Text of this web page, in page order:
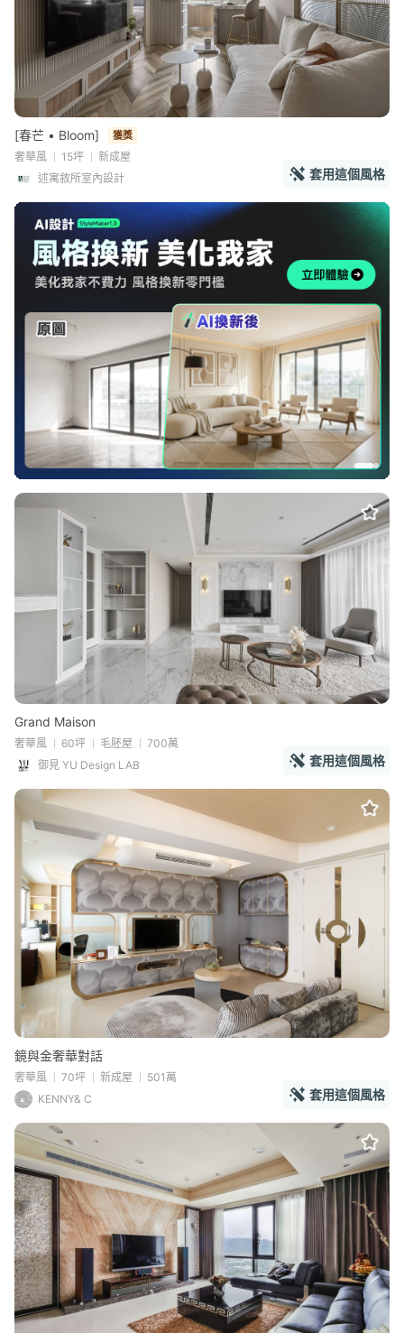
[春芒 • Bloom] 獲獎
奢華風 15坪
新成屋
述寓敘所室內設計
套用這個風格
Grand Maison
奢華風 60坪 毛胚屋
700萬
御見 YU Design LAB
套用這個風格
鏡與金奢華對話
奢華風 70坪 新成屋
501萬
KENNY& C
套用這個風格